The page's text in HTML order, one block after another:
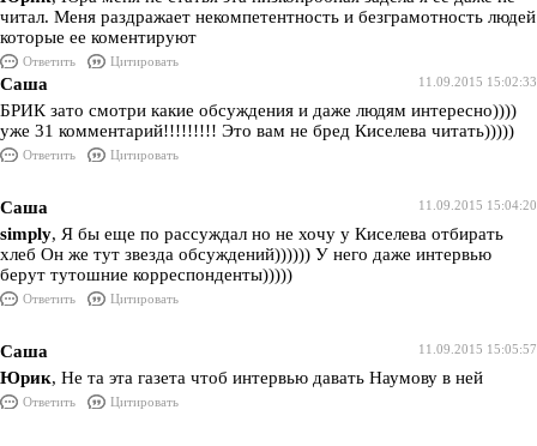
читал. Меня раздражает некомпетентность и безграмотность людей
которые ее коментируют
Ответить
Цитировать
11.09.2015 15:02:33
Саша
БРИК зато смотри какие обсуждения и даже людям интересно))))
уже 31 комментарий!!!!!!!!! Это вам не бред Киселева читать)))))
Ответить Цитировать
11.09.2015 15:04:20
Саша
simply, Я бы еще по рассуждал но не хочу у Киселева отбирать
хлеб Он же тут звезда обсуждений)))))) У него даже интервью
берут тутошние корреспонденты)))))
Ответить Цитировать
11.09.2015 15:05:57
Саша
Юрик, Не та эта газета чтоб интервью давать Наумову в ней
Ответить Цитировать